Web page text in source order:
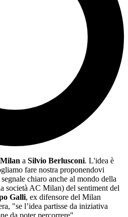
a Silvio Berlusconi. L'idea è
fare nostra proponendovi
chiaro anche al mondo della
società AC Milan) del sentiment del
Galli, ex difensore del Milan
"se l’idea partisse da iniziativa